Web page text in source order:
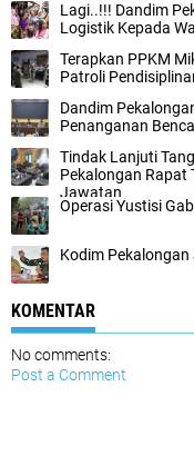
Lagi..!!! Dandim
Logistik Kepada
Terapkan PPKM
Patroli
Dandim
Penanganan
Tindak Lanjuti
Pekalongan Rapat
Jawatan
Operasi Yustisi
Kodim Pekalongan
KOMENTAR
No comments:
Post a Comment